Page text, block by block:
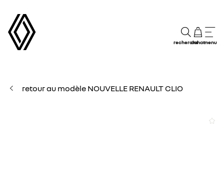
rechercheachatmenu
retour au modèle NOUVELLE RENAULT CLIO